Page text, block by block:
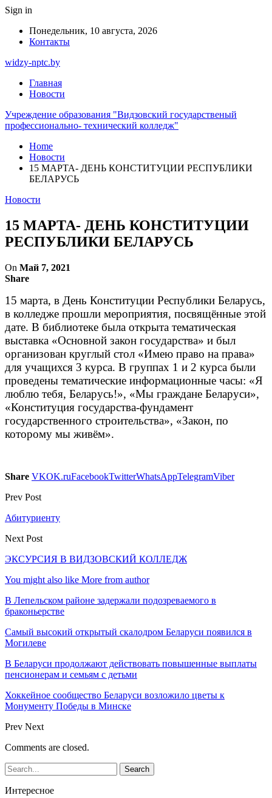
Sign in
Понедельник, 10 августа, 2026
Контакты
widzy-nptc.by
Главная
Новости
Учреждение образования "Видзовский государственый
профессионально- технический колледж"
Home
Новости
15 МАРТА- ДЕНЬ КОНСТИТУЦИИ РЕСПУБЛИКИ
БЕЛАРУСЬ
Новости
15 МАРТА- ДЕНЬ КОНСТИТУЦИИ
РЕСПУБЛИКИ БЕЛАРУСЬ
On Май 7, 2021
Share
15 марта, в День Конституции Республики Беларусь,
в колледже прошли мероприятия, посвящённые этой
дате. В библиотеке была открыта тематическая
выставка «Основной закон государства» и был
организован круглый стол «Имею право на права»
для учащихся 3 курса. В группах 1 и 2 курса были
проведены тематические информационные часы: «Я
люблю тебя, Беларусь!», «Мы граждане Беларуси»,
«Конституция государства-фундамент
государственного строительства», «Закон, по
которому мы живём».
Share VKOK.ruFacebookTwitterWhatsAppTelegramViber
Prev Post
Абитуриенту
Next Post
ЭКСУРСИЯ В ВИДЗОВСКИЙ КОЛЛЕДЖ
You might also like More from author
В Лепельском районе задержали подозреваемого в
браконьерстве
Самый высокий открытый скалодром Беларуси появился в
Могилеве
В Беларуси продолжают действовать повышенные выплаты
пенсионерам и семьям с детьми
Хоккейное сообщество Беларуси возложило цветы к
Монументу Победы в Минске
Prev Next
Comments are closed.
Интересное